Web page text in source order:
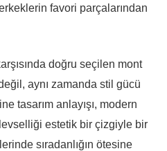
favori parçalarından
doğru seçilen mont
aynı zamanda stil gücü
tasarım anlayışı, modern
estetik bir çizgiyle bir
sıradanlığın ötesine